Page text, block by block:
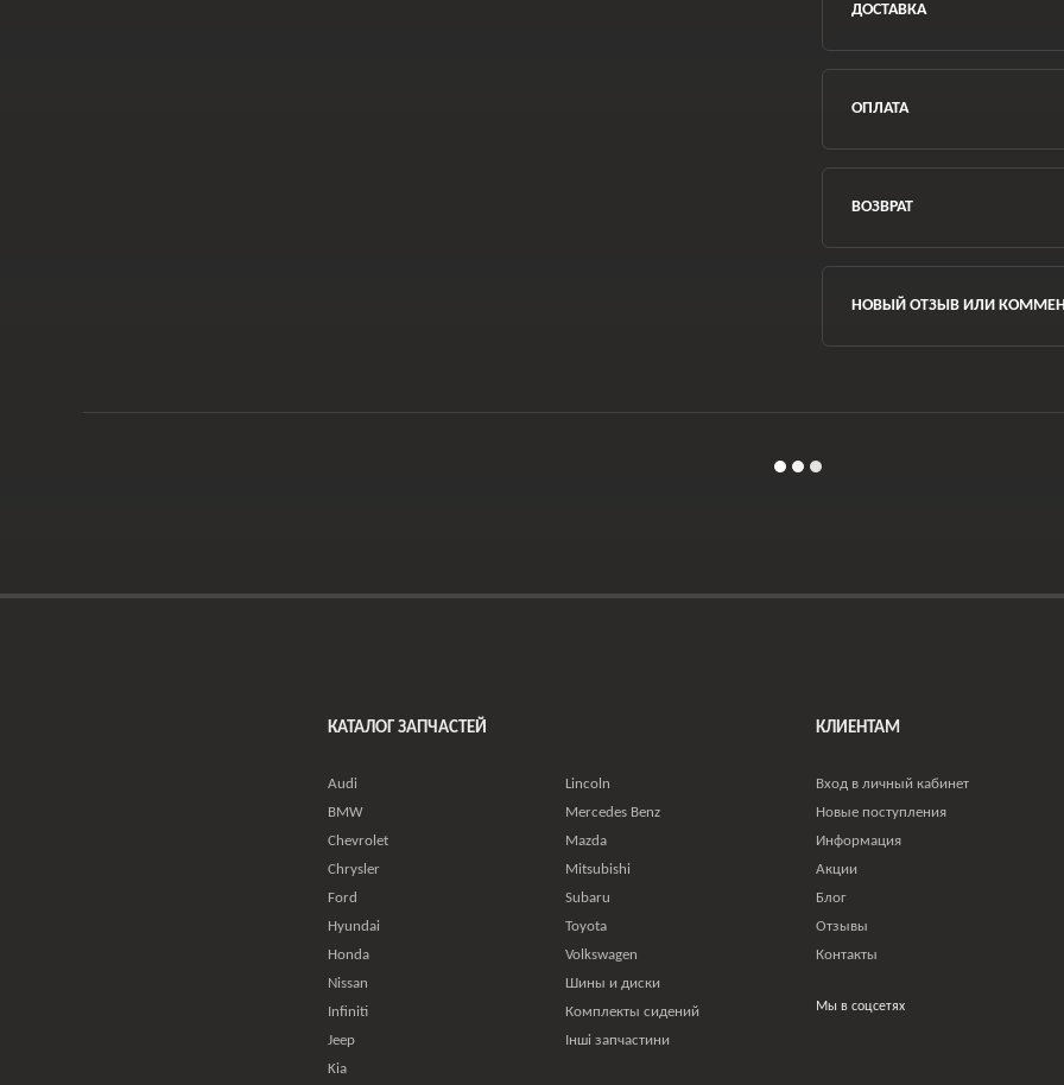
ДОСТАВКА
ОПЛАТА
ВОЗВРАТ
НОВЫЙ ОТЗЫВ ИЛИ
КАТАЛОГ ЗАПЧАСТЕЙ
Audi
BMW
Chevrolet
Chrysler
Ford
Hyundai
Honda
Nissan
Infiniti
Jeep
Kia
Lincoln
Mercedes Benz
Mazda
Mitsubishi
Subaru
Toyota
Volkswagen
Шины и диски
Комплекты сидений
Інші запчастини
КЛИЕНТАМ
Вход в личный кабинет
Новые поступления
Информация
Акции
Блог
Отзывы
Контакты
Мы в соцсетях